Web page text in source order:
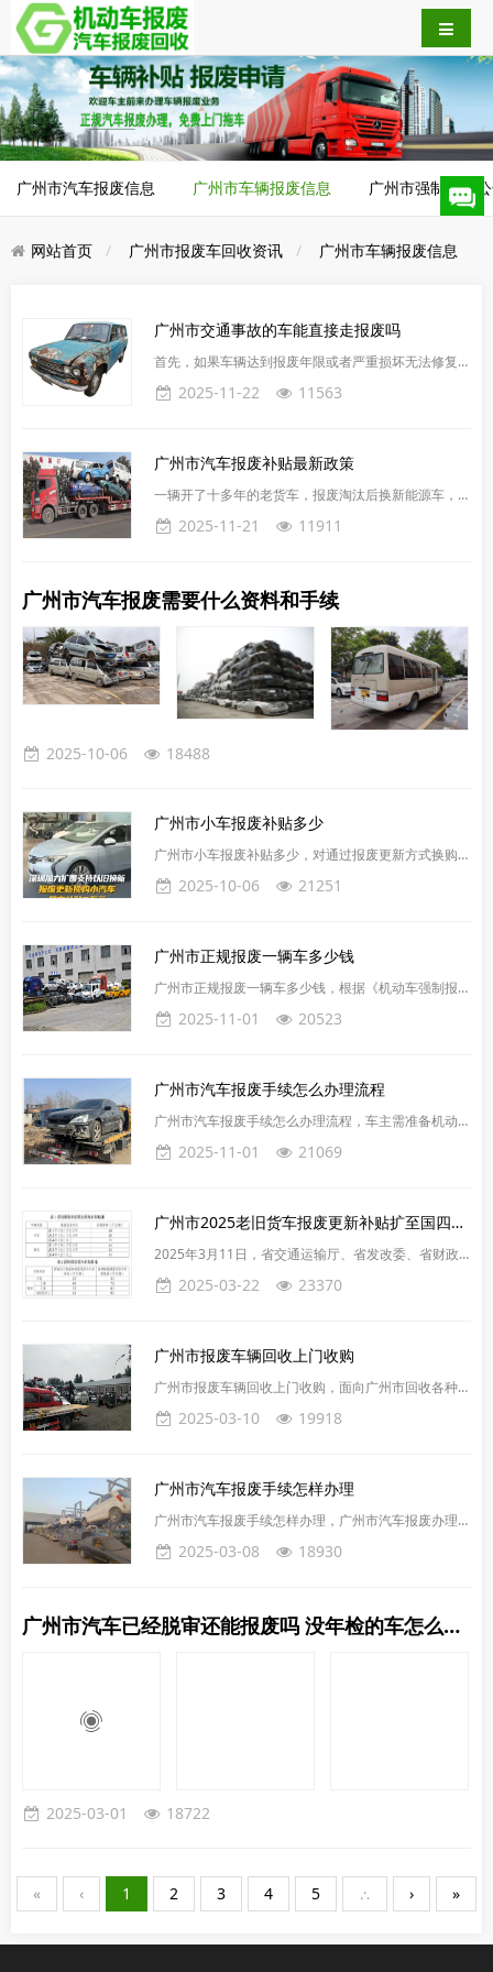
广州市汽车报废信息 广州市车辆报废信息 广州市强制报废
网站首页 广州市报废车回收资讯 广州市车辆报废信息
广州市交通事故的车能直接走报废吗
首先，如果车辆达到报废年限或者严重损坏无法修复，
确实需要进行报废处理。然而，报废流程并非简单地将
车辆废弃，而是需要遵循一定的程序和规定。在报废
次，即使车辆在交通事故中受损严重，也不能直接进行
报废。车主需要先与保险公司或相关责任方协商处理事
故损失，然后根据实际情况决定是否报废。如果车辆可
以修复并继续使用，
2025-11-22 11563
广州市汽车报废补贴最新政策
一辆开了十多年的老货车，报废淘汰后换新能源车，竟
然能拿到14万元补贴。这个数字让不少广州市车主直
呼意外，甚至有人怀疑是不是看错了小数点。但这就是
输公司。只要你的货车是国三或国四标准，在2025年7
货车，就能拿到补贴。淘汰补贴是指只把旧货车报废或
出口，不买
2025-11-21 11911
广州市汽车报废需要什么资料和手续
2025-10-06 18488
广州市小车报废补贴多少
广州市小车报废补贴多少，对通过报废更新方式换购小
汽车给予1.5万元或2万元补贴。关于广州市车辆报废能
拿到的补贴金额，主要取决于车辆的类型和购买新车的
符合条件的燃油乘用车并购买2.0升及以下排量燃油乘
用车，补贴金额为‌1.5万元‌。请注意，以上补贴政策适
用于2025年1月1日至2025年12月31日期间（
2025-10-06 21251
广州市正规报废一辆车多少钱
广州市正规报废一辆车多少钱，根据《机动车强制报废
标准规定》，正规报废一辆车的价格在2000-4000元不
等，具体价格取决于车型和重量。家用5座轿车没有强
车的强制性年限为12年。此外，车辆的重量也是影响
价格的一个重要因素。重量超过一吨的废车，其价格通
常在1800至3000元之间，然而这个价格会根据车况和
当
2025-11-01 20523
​广州市汽车报废手续怎么办理流程
广州市汽车报废手续怎么办理流程，车主需准备机动车
行驶证、机动车登记证书、车主身份证明（身份证或公
司营业执照）等材料。直接预约报废平台上门办理即
一站式服务，包括预约报废、领取文件、指标更新、车
牌保留。2.‌拖车服务‌：提供省内拖车服务，确保车辆能
够顺利运送到回收站‌。3.‌解体手续办理‌：协助办理报废
汽
2025-11-01 21069
广州市2025老旧货车报废更新补贴扩至国四标准
2025年3月11日，省交通运输厅、省发改委、省财政
厅联合下发通知，推进2025年老旧营运货车报废更新
和新能源城市公交车及动力电池更新工作。老旧营运货
关文件。2025年广州市新能源城市公交车及动力电池
更新补贴标准为：报废老旧城市公交车并购买符合条件
的新能源城市公交车，统一每辆车补贴8万元；对新能
源城市公
2025-03-22 23370
广州市报废车辆回收上门收购
广州市报废车辆回收上门收购，面向广州市回收各种报
废汽车，异地车、废旧车辆，办理正规车辆报废手续，
各类汽车、商务车、吉普车、面包车、大巴车小巴车、
我们的专业团队会直接到您指定地点，评估车辆情况，
现场办理手续，确保整个过程高效透明。无论是私家
车、工程车还是其他类型车辆，都能享受到这一服务。
广州市申请报废所需资料：提
2025-03-10 19918
广州市汽车报废手续怎样办理
广州市汽车报废手续怎样办理，广州市汽车报废办理流
程如下：‌提交报废申请‌：车主需将报废汽车交给具备资
质的报废汽车回收企业，并提供必要的资料，包括行驶
验，确认车辆钢印号无修改且状况正常后，开具《报废
2025-03-08 18930
广州市汽车已经脱审还能报废吗 没年检的车怎么去报废
2025-03-01 18722
« ‹ 1 2 3 4 5 ∴ › »